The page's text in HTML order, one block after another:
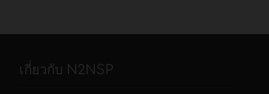
เกี่ยวกับ N2NSP